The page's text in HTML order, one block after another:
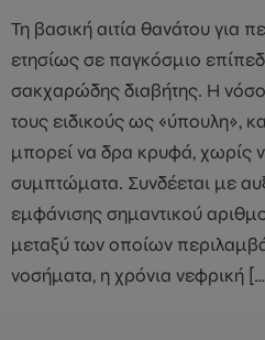
Τη βασική αιτία θανάτου για
ετησίως σε παγκόσμιο
σακχαρώδης διαβήτης. Η
τους ειδικούς ως «ύπουλη»,
μπορεί να δρα κρυφά, χωρίς
συμπτώματα. Συνδέεται με
εμφάνισης σημαντικού
μεταξύ των οποίων
νοσήματα, η χρόνια νεφρική